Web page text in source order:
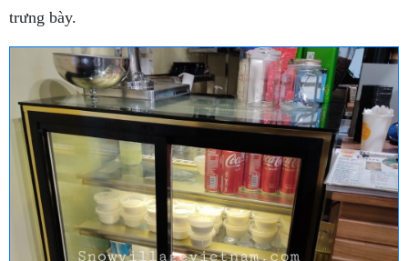
trưng bày.